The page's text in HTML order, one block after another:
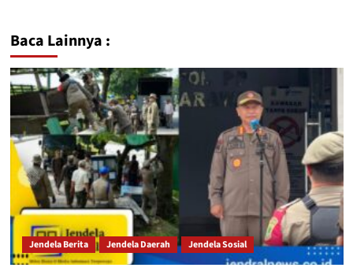
Baca Lainnya :
Jendela Berita Jendela Daerah Jendela Sosial